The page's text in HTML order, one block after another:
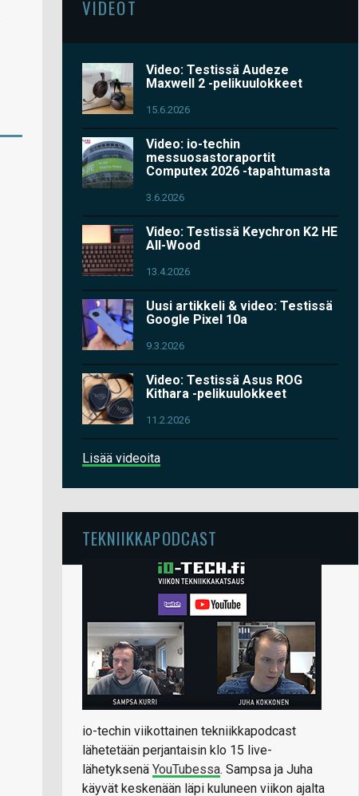
VIDEOT
Video: Testissä Audeze
Maxwell 2 -pelikuulokkeet
15.6.2026
Video: io-techin
messuosastoraportit
Computex 2026 -tapahtumasta
3.6.2026
Video: Testissä Keychron K2 HE
All-Wood
13.4.2026
Uusi artikkeli & video: Testissä
Google Pixel 10a
9.3.2026
Video: Testissä Asus ROG
Kithara -pelikuulokkeet
11.2.2026
Lisää videoita
TEKNIIKKAPODCAST
io-techin viikottainen tekniikkapodcast
lähetetään perjantaisin klo 15 live-
lähetyksenä YouTubessa. Sampsa ja Juha
käyvät keskenään läpi kuluneen viikon ajalta